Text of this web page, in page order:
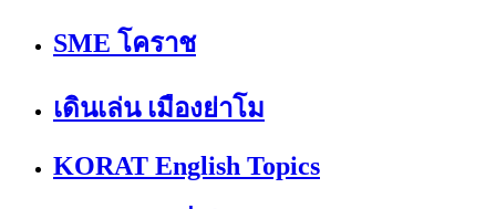
SME โคราช
เดินเล่น เมืองย่าโม
KORAT English Topics